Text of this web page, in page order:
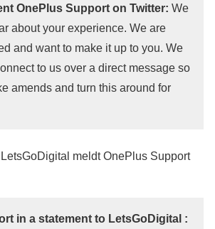
OnePlus Support on Twitter: We
about your experience. We are
and want to make it up to you. We
to us over a direct message so
amends and turn this around for
meldt OnePlus Support
in a statement to LetsGoDigital :